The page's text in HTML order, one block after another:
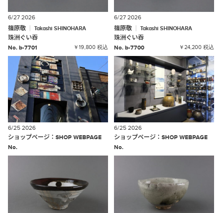
6/27 2026
篠原敬
Takashi SHINOHARA
珠洲ぐい吞
No. b-7701
￥19,800 税込
6/27 2026
篠原敬
Takashi SHINOHARA
珠洲ぐい吞
No. b-7700
￥24,200 税込
6/25 2026
ショップページ： SHOP WEBPAGE
No.
6/25 2026
ショップページ ： SHOP WEBPAGE
No.